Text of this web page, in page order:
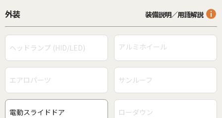
外装 装備説明／用語解説
ヘッドランプ (HID/LED) アルミホイール
エアロパーツ サンルーフ
電動スライドドア ローダウン